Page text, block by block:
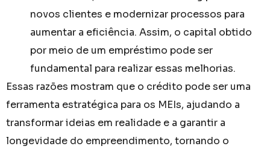
novos clientes e modernizar processos para
aumentar a eficiência. Assim, o capital obtido
por meio de um empréstimo pode ser
fundamental para realizar essas melhorias.
Essas razões mostram que o crédito pode ser uma
ferramenta estratégica para os MEIs, ajudando a
transformar ideias em realidade e a garantir a
longevidade do empreendimento, tornando o